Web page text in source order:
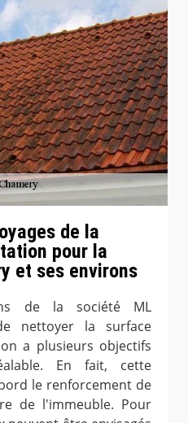
de la
pour la
et ses environs
de la société ML
nettoyer la surface
a plusieurs objectifs
En fait, cette
le renforcement de
de l'immeuble. Pour